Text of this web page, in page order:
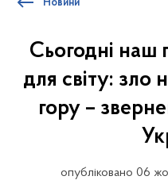
Новини
Сьогодні наш
для світу: зло
гору –
опубліковано 06